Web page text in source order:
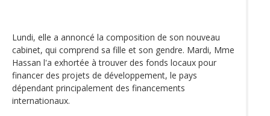
Lundi, elle a annoncé la composition de son nouveau
cabinet, qui comprend sa fille et son gendre. Mardi, Mme
Hassan l'a exhortée à trouver des fonds locaux pour
financer des projets de développement, le pays
dépendant principalement des financements
internationaux.